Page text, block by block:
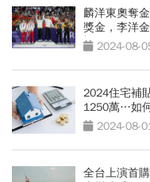
麟洋東奧奪
獎金，李洋
裡 2024-08-
2024住宅補
1250萬…如
2024-08-
全台上演首